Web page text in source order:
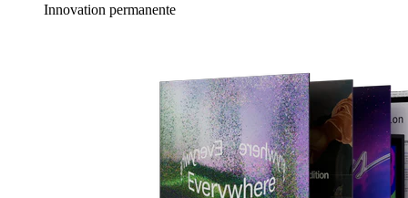
Innovation permanente